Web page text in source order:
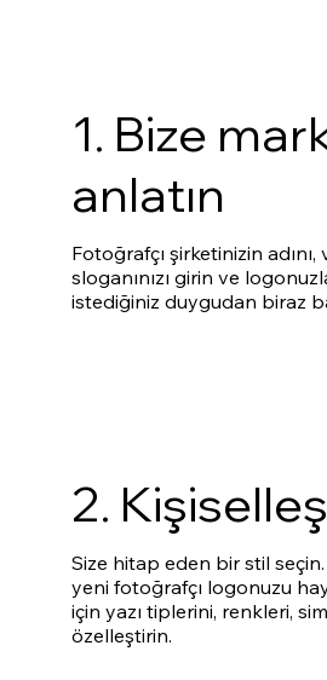
1. Bize
anlatın
Fotoğrafçı şirketinizin adını,
sloganınızı girin ve
istediğiniz duygudan biraz
2.
Size hitap eden bir stil
yeni fotoğrafçı logonuzu
için yazı tiplerini, renkleri,
özelleştirin.